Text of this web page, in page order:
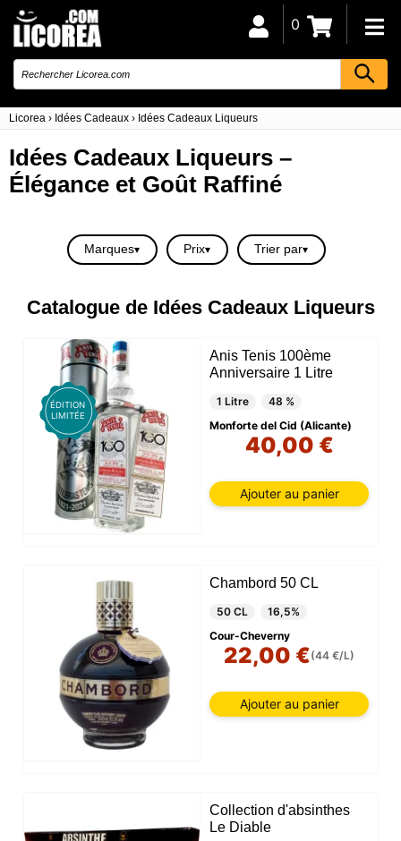
Licorea › Idées Cadeaux › Idées Cadeaux Liqueurs
0
Idées Cadeaux Liqueurs –
Élégance et Goût Raffiné
Marques Prix Trier par
Catalogue de Idées Cadeaux Liqueurs
ÉDITION
LIMITÉE
Anis Tenis 100ème
Anniversaire 1 Litre
1 Litre
48 %
Monforte del Cid (Alicante)
40,00 €
Ajouter au panier
Chambord 50 CL
50 CL
16,5%
Cour-Cheverny
22,00 €(44 €/L)
Ajouter au panier
Collection d'absinthes
Le Diable